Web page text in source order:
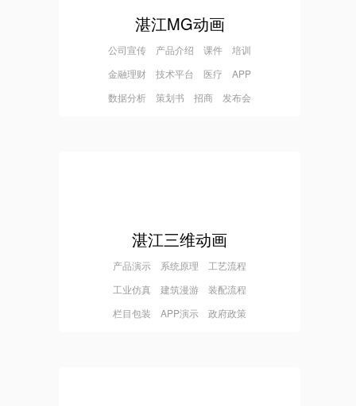
湛江MG动画
公司宣传 产品介绍 课件 培训
金融理财 技术平台 医疗 APP
数据分析 策划书 招商 发布会
湛江三维动画
产品演示 系统原理 工艺流程
工业仿真 建筑漫游 装配流程
栏目包装 APP演示 政府政策